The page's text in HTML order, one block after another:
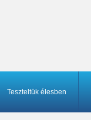
Teszteltük élesben